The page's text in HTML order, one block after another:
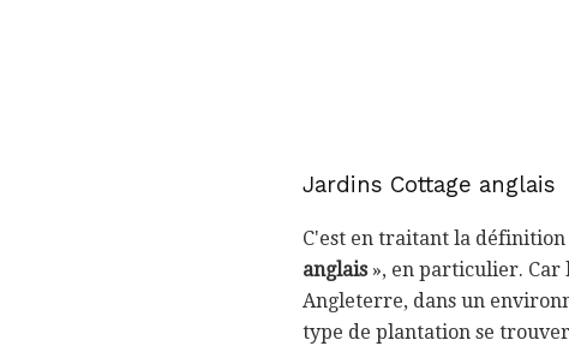
Jardins Cottage anglais
C'est en traitant la
anglais», en particulier. Car
Angleterre, dans un
type de plantation se